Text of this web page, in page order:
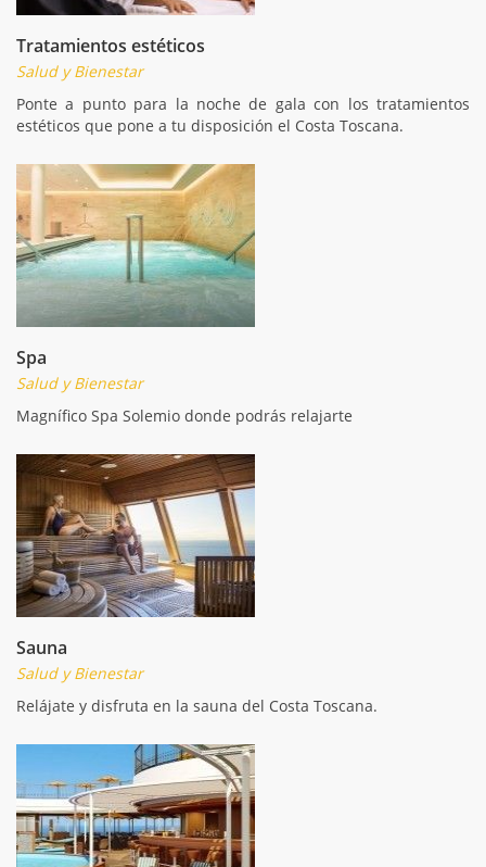
Tratamientos estéticos
Salud y Bienestar
Ponte a punto para la noche de gala con los tratamientos
estéticos que pone a tu disposición el Costa Toscana.
Spa
Salud y Bienestar
Magnífico Spa Solemio donde podrás relajarte
Sauna
Salud y Bienestar
Relájate y disfruta en la sauna del Costa Toscana.